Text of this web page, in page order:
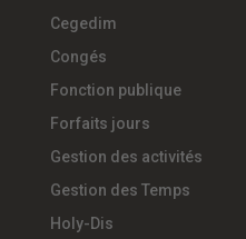
Cegedim
Congés
Fonction publique
Forfaits jours
Gestion des activités
Gestion des Temps
Holy-Dis